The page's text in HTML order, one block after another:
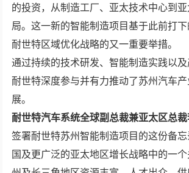
的投资，从制造工厂、亚太技术中心到
局。这一新的智能制造项目基于此前打
耐世特区域优化战略的又一重要举措。
通过持续的技术研发、智能制造实践以及
耐世特深度参与并有力推动了苏州汽车
展。
耐世特汽车系统全球副总裁兼亚太区总
签署耐世特苏州智能制造项目的这份备
国及更广泛的亚太地区增长战略中的一